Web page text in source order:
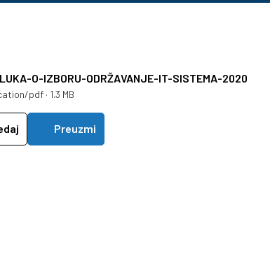
O-IZBORU-ODRŽAVANJE-IT-SISTEMA-2020
pdf · 1.3 MB
Preuzmi